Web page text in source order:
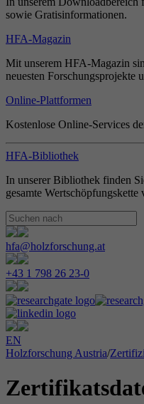
sowie Gratisinformationen.
HFA-Magazin
Mit unserem HFA-Magazin
neuesten Forschungsprojekte
Online-Plattformen
Kostenlose Online-Services
HFA-Bibliothek
In unserer Bibliothek finden
gesamte Wertschöpfungskette
hfa@holzforschung.at
+43 1 798 26 23-0
EN
Holzforschung Austria/